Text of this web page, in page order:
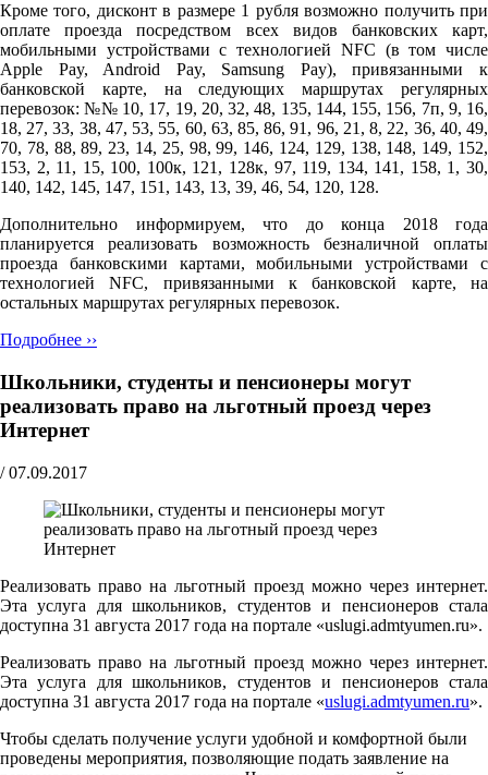
Кроме того, дисконт в размере 1 рубля возможно получить при
оплате проезда посредством всех видов банковских карт,
мобильными устройствами с технологией NFC (в том числе
Apple Pay, Android Pay, Samsung Pay), привязанными к
банковской карте, на следующих маршрутах регулярных
перевозок: №№ 10, 17, 19, 20, 32, 48, 135, 144, 155, 156, 7п, 9, 16,
18, 27, 33, 38, 47, 53, 55, 60, 63, 85, 86, 91, 96, 21, 8, 22, 36, 40, 49,
70, 78, 88, 89, 23, 14, 25, 98, 99, 146, 124, 129, 138, 148, 149, 152,
153, 2, 11, 15, 100, 100к, 121, 128к, 97, 119, 134, 141, 158, 1, 30,
140, 142, 145, 147, 151, 143, 13, 39, 46, 54, 120, 128.
Дополнительно информируем, что до конца 2018 года
планируется реализовать возможность безналичной оплаты
проезда банковскими картами, мобильными устройствами с
технологией NFC, привязанными к банковской карте, на
остальных маршрутах регулярных перевозок.
Подробнее ››
Школьники, студенты и пенсионеры могут
реализовать право на льготный проезд через
Интернет
/ 07.09.2017
Реализовать право на льготный проезд можно через интернет.
Эта услуга для школьников, студентов и пенсионеров стала
доступна 31 августа 2017 года на портале «uslugi.admtyumen.ru».
Реализовать право на льготный проезд можно через интернет.
Эта услуга для школьников, студентов и пенсионеров стала
доступна 31 августа 2017 года на портале «uslugi.admtyumen.ru».
Чтобы сделать получение услуги удобной и комфортной были
проведены мероприятия, позволяющие подать заявление на